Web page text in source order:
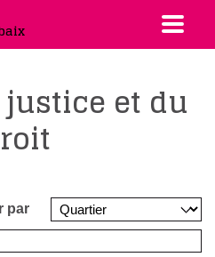
et du
par